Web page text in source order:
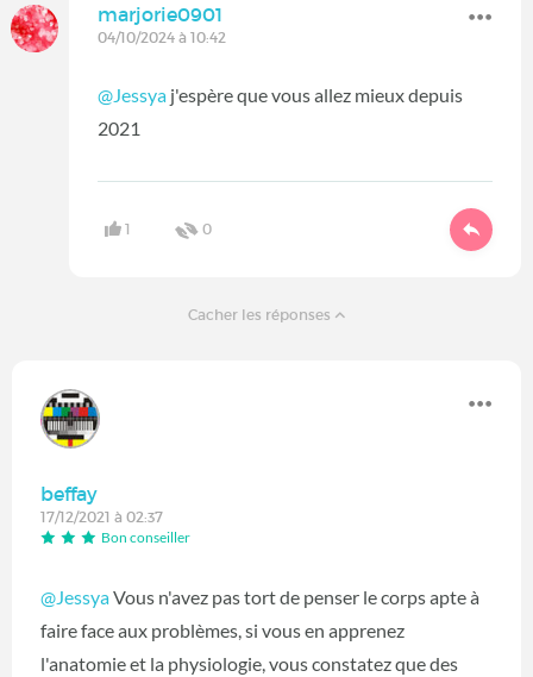
marjorie0901
04/10/2024 à 10:42
@Jessya j'espère que vous allez mieux depuis
2021
1 0
Cacher les réponses
beffay
17/12/2021 à 02:37
Bon conseiller
@JessyaVous n'avez pas tort de penser le corps apte à
faire face aux problèmes, si vous en apprenez
l'anatomie et la physiologie, vous constatez que des